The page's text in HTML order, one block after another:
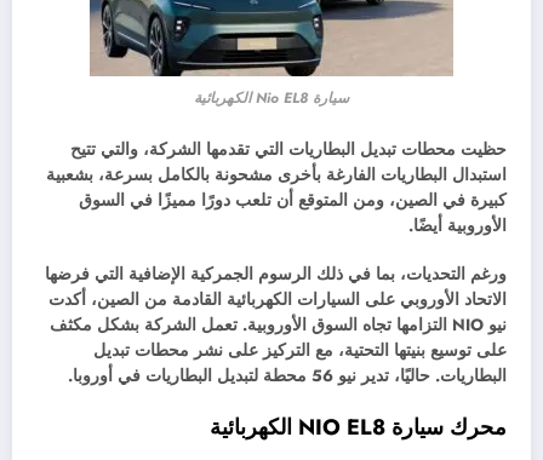
سيارة Nio EL8 الكهربائية
حظيت محطات تبديل البطاريات التي تقدمها الشركة، والتي تتيح
استبدال البطاريات الفارغة بأخرى مشحونة بالكامل بسرعة، بشعبية
كبيرة في الصين، ومن المتوقع أن تلعب دورًا مميزًا في السوق
الأوروبية أيضًا.
ورغم التحديات، بما في ذلك الرسوم الجمركية الإضافية التي فرضها
الاتحاد الأوروبي على السيارات الكهربائية القادمة من الصين، أكدت
نيو NIO التزامها تجاه السوق الأوروبية. تعمل الشركة بشكل مكثف
على توسيع بنيتها التحتية، مع التركيز على نشر محطات تبديل
البطاريات. حاليًا، تدير نيو 56 محطة لتبديل البطاريات في أوروبا.
محرك سيارة NIO EL8 الكهربائية